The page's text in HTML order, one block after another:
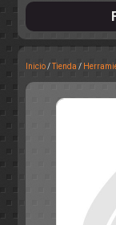
Inicio/Tienda /